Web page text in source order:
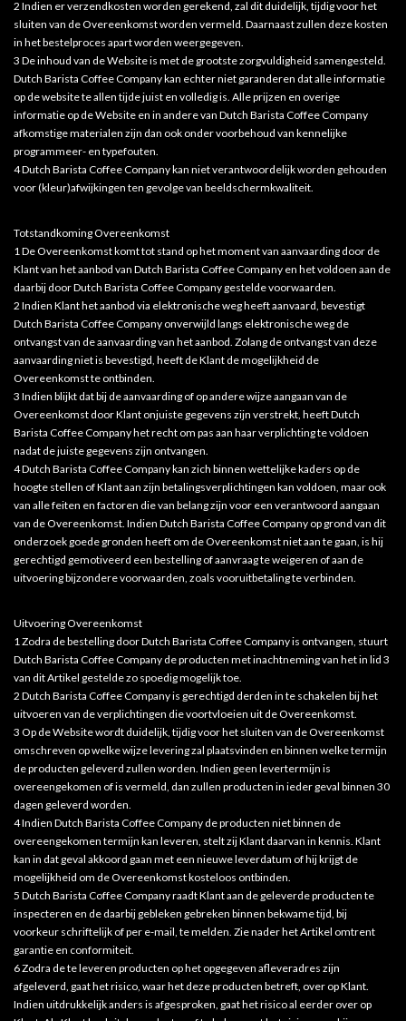
2 Indien er verzendkosten worden gerekend, zal dit duidelijk, tijdig voor het
sluiten van de Overeenkomst worden vermeld. Daarnaast zullen deze kosten
in het bestelproces apart worden weergegeven.
3 De inhoud van de Website is met de grootste zorgvuldigheid samengesteld.
Dutch Barista Coffee Company kan echter niet garanderen dat alle informatie
op de website te allen tijde juist en volledig is. Alle prijzen en overige
informatie op de Website en in andere van Dutch Barista Coffee Company
afkomstige materialen zijn dan ook onder voorbehoud van kennelijke
programmeer- en typefouten.
4 Dutch Barista Coffee Company kan niet verantwoordelijk worden gehouden
voor (kleur)afwijkingen ten gevolge van beeldschermkwaliteit.
Totstandkoming Overeenkomst
1 De Overeenkomst komt tot stand op het moment van aanvaarding door de
Klant van het aanbod van Dutch Barista Coffee Company en het voldoen aan de
daarbij door Dutch Barista Coffee Company gestelde voorwaarden.
2 Indien Klant het aanbod via elektronische weg heeft aanvaard, bevestigt
Dutch Barista Coffee Company onverwijld langs elektronische weg de
ontvangst van de aanvaarding van het aanbod. Zolang de ontvangst van deze
aanvaarding niet is bevestigd, heeft de Klant de mogelijkheid de
Overeenkomst te ontbinden.
3 Indien blijkt dat bij de aanvaarding of op andere wijze aangaan van de
Overeenkomst door Klant onjuiste gegevens zijn verstrekt, heeft Dutch
Barista Coffee Company het recht om pas aan haar verplichting te voldoen
nadat de juiste gegevens zijn ontvangen.
4 Dutch Barista Coffee Company kan zich binnen wettelijke kaders op de
hoogte stellen of Klant aan zijn betalingsverplichtingen kan voldoen, maar ook
van alle feiten en factoren die van belang zijn voor een verantwoord aangaan
van de Overeenkomst. Indien Dutch Barista Coffee Company op grond van dit
onderzoek goede gronden heeft om de Overeenkomst niet aan te gaan, is hij
gerechtigd gemotiveerd een bestelling of aanvraag te weigeren of aan de
uitvoering bijzondere voorwaarden, zoals vooruitbetaling te verbinden.
Uitvoering Overeenkomst
1 Zodra de bestelling door Dutch Barista Coffee Company is ontvangen, stuurt
Dutch Barista Coffee Company de producten met inachtneming van het in lid 3
van dit Artikel gestelde zo spoedig mogelijk toe.
2 Dutch Barista Coffee Company is gerechtigd derden in te schakelen bij het
uitvoeren van de verplichtingen die voortvloeien uit de Overeenkomst.
3 Op de Website wordt duidelijk, tijdig voor het sluiten van de Overeenkomst
omschreven op welke wijze levering zal plaatsvinden en binnen welke termijn
de producten geleverd zullen worden. Indien geen levertermijn is
overeengekomen of is vermeld, dan zullen producten in ieder geval binnen 30
dagen geleverd worden.
4 Indien Dutch Barista Coffee Company de producten niet binnen de
overeengekomen termijn kan leveren, stelt zij Klant daarvan in kennis. Klant
kan in dat geval akkoord gaan met een nieuwe leverdatum of hij krijgt de
mogelijkheid om de Overeenkomst kosteloos ontbinden.
5 Dutch Barista Coffee Company raadt Klant aan de geleverde producten te
inspecteren en de daarbij gebleken gebreken binnen bekwame tijd, bij
voorkeur schriftelijk of per e-mail, te melden. Zie nader het Artikel omtrent
garantie en conformiteit.
6 Zodra de te leveren producten op het opgegeven afleveradres zijn
afgeleverd, gaat het risico, waar het deze producten betreft, over op Klant.
Indien uitdrukkelijk anders is afgesproken, gaat het risico al eerder over op